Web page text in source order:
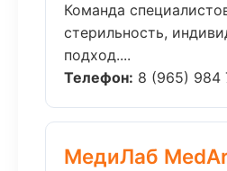
Команда
стерильность,
подход....
Телефон: 8 (965) 984
МедиЛаб